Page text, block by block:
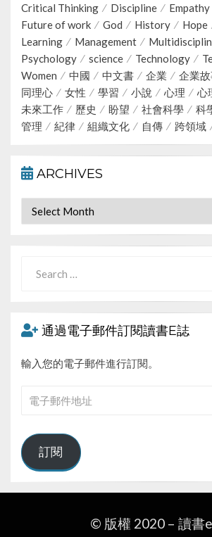
Critical Thinking
Discipline Empathy
Future of work
God History Hope
Learning
Management
Psychology
science Technology
Women
中國 中文書 企業 企業
同理心
女性 學習 小說 心理 心
未來工作
歷史 盼望 社會科學 科
管理
紀律 組織文化 自傳 跨領域
ARCHIVES
Archives
for:
通過電子郵件訂閱讀書E誌
輸入您的電子郵件進行訂閱。
件
地
訂閱
© 版權 2020 – 讀書